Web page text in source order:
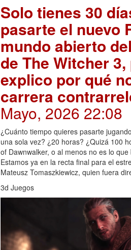
Solo tienes 30
pasarte el nuevo
mundo abierto
de The Witcher
explico por qué
carrera
Mayo, 2026 22:08
¿Cuánto tiempo quieres pasarte
una sola vez? ¿20 horas? ¿Quizá 100
of Dawnwalker, o al menos no es lo que
Estamos ya en la recta final para el
Mateusz Tomaszkiewicz, quien fuera
3d Juegos